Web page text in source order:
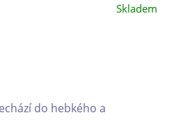
Skladem
do hebkého a